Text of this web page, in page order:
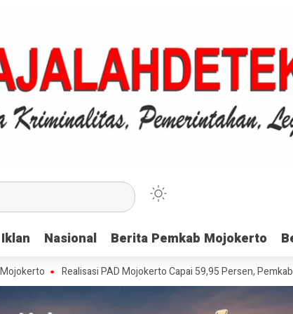
Iklan Nasional Berita Pemkab Mojokerto
Iklan Nasional Berita Pemkab Mojokerto
Realisasi PAD Mojokerto Capai 59,95 Persen, Pemkab Apresiasi